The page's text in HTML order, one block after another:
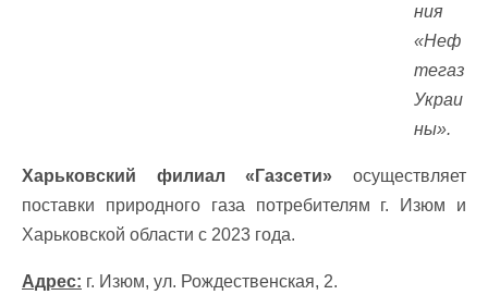
ния
«Неф
тегаз
Украи
ны».
Харьковский филиал «Газсети» осуществляет
поставки природного газа потребителям г. Изюм и
Харьковской области с 2023 года.
Адрес: г. Изюм, ул. Рождественская, 2.